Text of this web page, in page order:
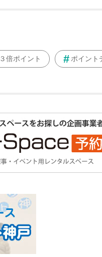
３倍ポイント ポイント